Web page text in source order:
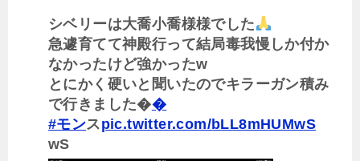
シベリーは大喬小喬様様でした
急遽育てて神殿行って結局毒我慢しか付か
なかったけど強かったw
とにかく硬いと聞いたのでキラーガン積み
で行きました��
#モンスpic.twitter.com/bLL8mHUMwS
wS